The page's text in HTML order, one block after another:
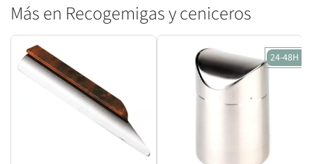
Más en Recogemigas y ceniceros
24-48H